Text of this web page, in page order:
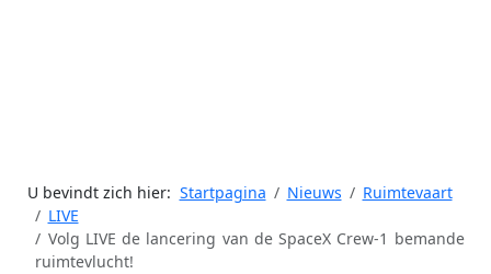
U bevindt zich hier: Startpagina Nieuws
Ruimtevaart
LIVE
Volg LIVE de lancering van de SpaceX Crew-1 bemande
ruimtevlucht!